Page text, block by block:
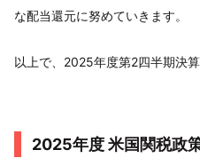
な配当還元に努めていきます。
以上で、2025年度第2四半期決
2025年度 米国関税政